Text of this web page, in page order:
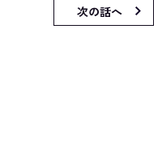
次の話へ